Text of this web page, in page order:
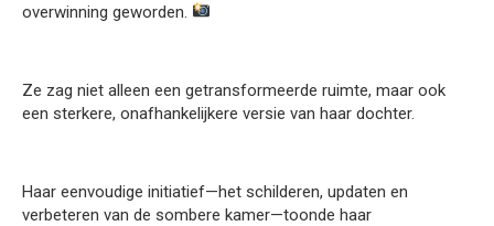
overwinning geworden.
Ze zag niet alleen een getransformeerde ruimte, maar ook
een sterkere, onafhankelijkere versie van haar dochter.
Haar eenvoudige initiatief—het schilderen, updaten en
verbeteren van de sombere kamer—toonde haar